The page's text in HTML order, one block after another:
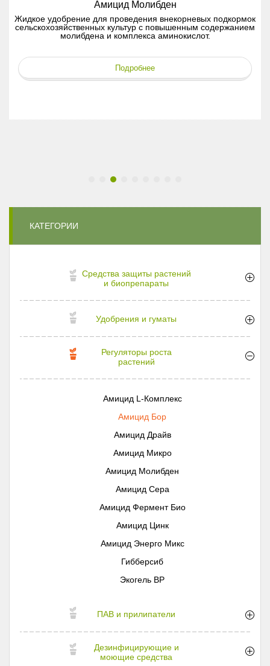
Амицид Молибден
Жидкое удобрение для проведения внекорневых подкормок
сельскохозяйственных культур с повышенным содержанием
молибдена и комплекса аминокислот.
Подробнее
КАТЕГОРИИ
Средства защиты растений
и биопрепараты
Удобрения и гуматы
Регуляторы роста
растений
Амицид L-Комплекс
Амицид Бор
Амицид Драйв
Амицид Микро
Амицид Молибден
Амицид Сера
Амицид Фермент Био
Амицид Цинк
Амицид Энерго Микс
Гибберсиб
Экогель ВР
ПАВ и прилипатели
Дезинфицирующие и
моющие средства